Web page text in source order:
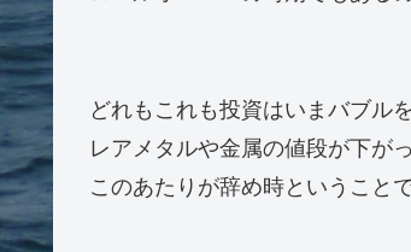
どれもこれも投資はいまバブル
レアメタルや金属の値段が下が
このあたりが辞め時ということ